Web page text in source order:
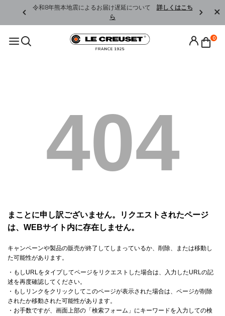
令和8年熊本地震によるお届け遅延について 詳しくはこち
ら
0
404
まことに申し訳ございません。リクエストされたページ
は、WEBサイト内に存在しません。
キャンペーンや製品の販売が終了してしまっているか、削除、または移動し
た可能性があります。
・もしURLをタイプしてページをリクエストした場合は、入力したURLの記
述を再度確認してください。
・もしリンクをクリックしてこのページが表示された場合は、ページが削除
されたか移動された可能性があります。
・お手数ですが、画面上部の「検索フォーム」にキーワードを入力しての検